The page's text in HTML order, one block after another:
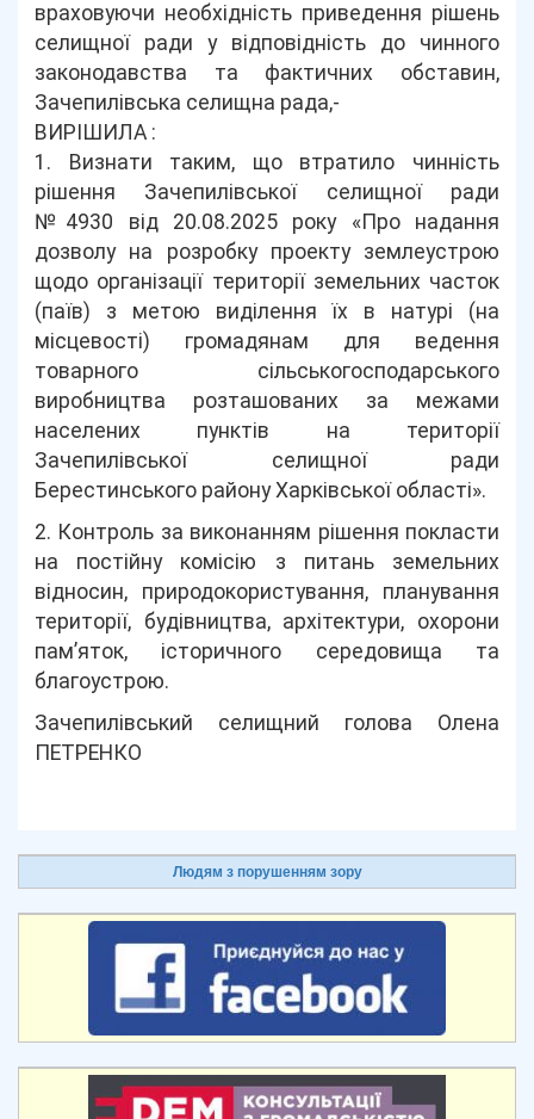
враховуючи необхідність приведення рішень
селищної ради у відповідність до чинного
законодавства та фактичних обставин,
Зачепилівська селищна рада,-
ВИРІШИЛА :
1. Визнати таким, що втратило чинність
рішення Зачепилівської селищної ради
№4930 від 20.08.2025 року «Про надання
дозволу на розробку проекту землеустрою
щодо організації території земельних часток
(паїв) з метою виділення їх в натурі (на
місцевості) громадянам для ведення
товарного сільськогосподарського
виробництва розташованих за межами
населених пунктів на території
Зачепилівської селищної ради
Берестинського району Харківської області».
2. Контроль за виконанням рішення покласти
на постійну комісію з питань земельних
відносин, природокористування, планування
території, будівництва, архітектури, охорони
пам’яток, історичного середовища та
благоустрою.
Зачепилівський селищний голова Олена
ПЕТРЕНКО
Людям з порушенням зору